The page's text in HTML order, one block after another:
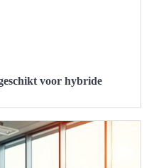
voor hybride